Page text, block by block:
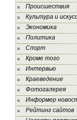
Происшествия
Культура и
Экономика
Политика
Спорт
Кроме того
Интервью
Краеведение
Фотогалерея
Информер
Рейтинг сайтов